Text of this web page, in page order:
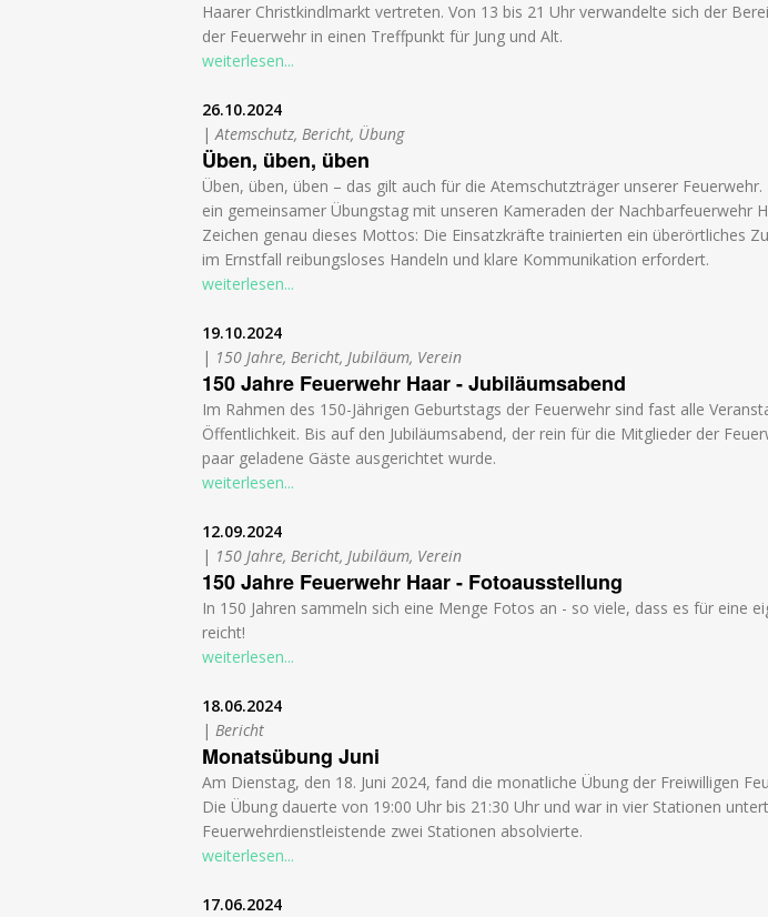
Haarer Christkindlmarkt vertreten. Von 13 bis 21 Uhr verwandelte sich der
der Feuerwehr in einen Treffpunkt für Jung und Alt.
weiterlesen...
26.10.2024
|Atemschutz, Bericht, Übung
Üben, üben, üben
Üben, üben, üben – das gilt auch für die Atemschutzträger unserer
ein gemeinsamer Übungstag mit unseren Kameraden der Nachbarfeuerwehr
Zeichen genau dieses Mottos: Die Einsatzkräfte trainierten ein überörtliches
im Ernstfall reibungsloses Handeln und klare Kommunikation erfordert.
weiterlesen...
19.10.2024
| 150 Jahre, Bericht, Jubiläum, Verein
150 Jahre Feuerwehr Haar - Jubiläumsabend
Im Rahmen des 150-Jährigen Geburtstags der Feuerwehr sind fast alle
Öffentlichkeit. Bis auf den Jubiläumsabend, der rein für die Mitglieder der
paar geladene Gäste ausgerichtet wurde.
weiterlesen...
12.09.2024
| 150 Jahre, Bericht, Jubiläum, Verein
150 Jahre Feuerwehr Haar - Fotoausstellung
In 150 Jahren sammeln sich eine Menge Fotos an - so viele, dass es für eine
reicht!
weiterlesen...
18.06.2024
| Bericht
Monatsübung Juni
Am Dienstag, den 18. Juni 2024, fand die monatliche Übung der Freiwilligen
Die Übung dauerte von 19:00 Uhr bis 21:30 Uhr und war in vier Stationen
Feuerwehrdienstleistende zwei Stationen absolvierte.
weiterlesen...
17.06.2024